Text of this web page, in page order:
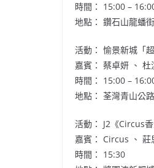
時間： 15:00 –
地點： 鑽石山龍蟠
活動： 愉景新城「
嘉賓： 蔡卓妍 、 杜
時間： 15:00 –
地點： 荃灣青山公
活動： J2《Circus
嘉賓： Circus 、 莊
時間： 15:30